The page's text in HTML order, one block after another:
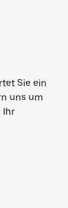
Sie ein
uns um
Ihr